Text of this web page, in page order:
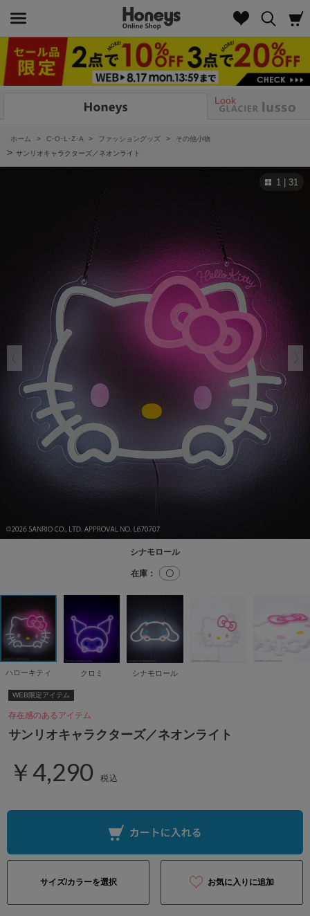
Look
ホーム > C･O･L･Z･A > ファッショングッズ > その他小物
> サンリオキャラクターズ／ネオンライト
1 | 31
シナモロール
在庫： 〇
ハローキティ クロミ シナモロール
WEB限定アイテム
存在感のあるアイテム
サンリオキャラクターズ／ネオンライト
￥4,290 税込
サイズ/カラーを選択 お気に入りに追加